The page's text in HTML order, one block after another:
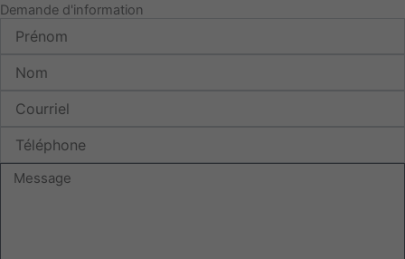
Demande d'information
Message